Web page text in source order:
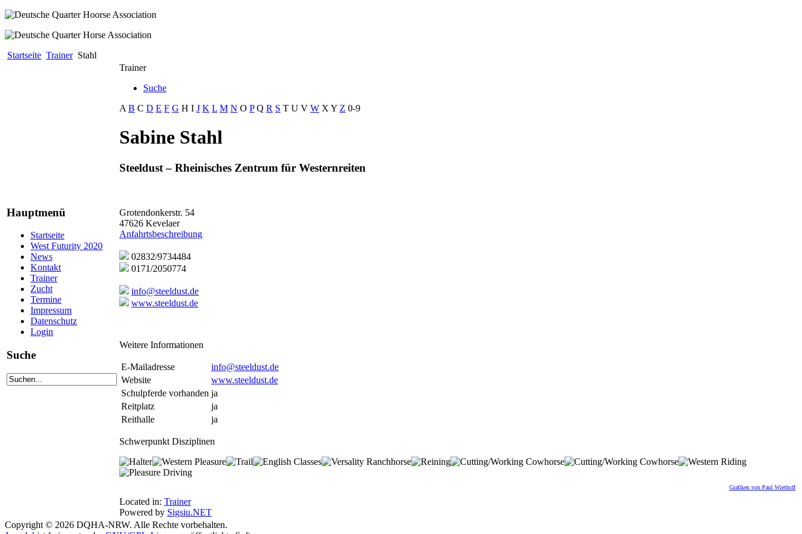
Startseite Trainer Stahl
Hauptmenü
Startseite
West Futurity 2020
News
Kontakt
Trainer
Zucht
Termine
Impressum
Datenschutz
Login
Suche
Trainer
Suche
A B C D E F G H I J K L M N O P Q R S T U V W X Y Z 0-9
Sabine Stahl
Steeldust – Rheinisches Zentrum für Westernreiten
Grotendonkerstr. 54
47626 Kevelaer
Anfahrtsbeschreibung
02832/9734484
0171/2050774
info@steeldust.de
www.steeldust.de
Weitere Informationen
E-Mailadresse
info@steeldust.de
Website
www.steeldust.de
Schulpferde vorhanden ja
Reitplatz
ja
Reithalle
ja
Schwerpunkt Disziplinen
Grafiken von Paul Wiethoff
Located in: Trainer
Powered by Sigsiu.NET
Copyright © 2026 DQHA-NRW. Alle Rechte vorbehalten.